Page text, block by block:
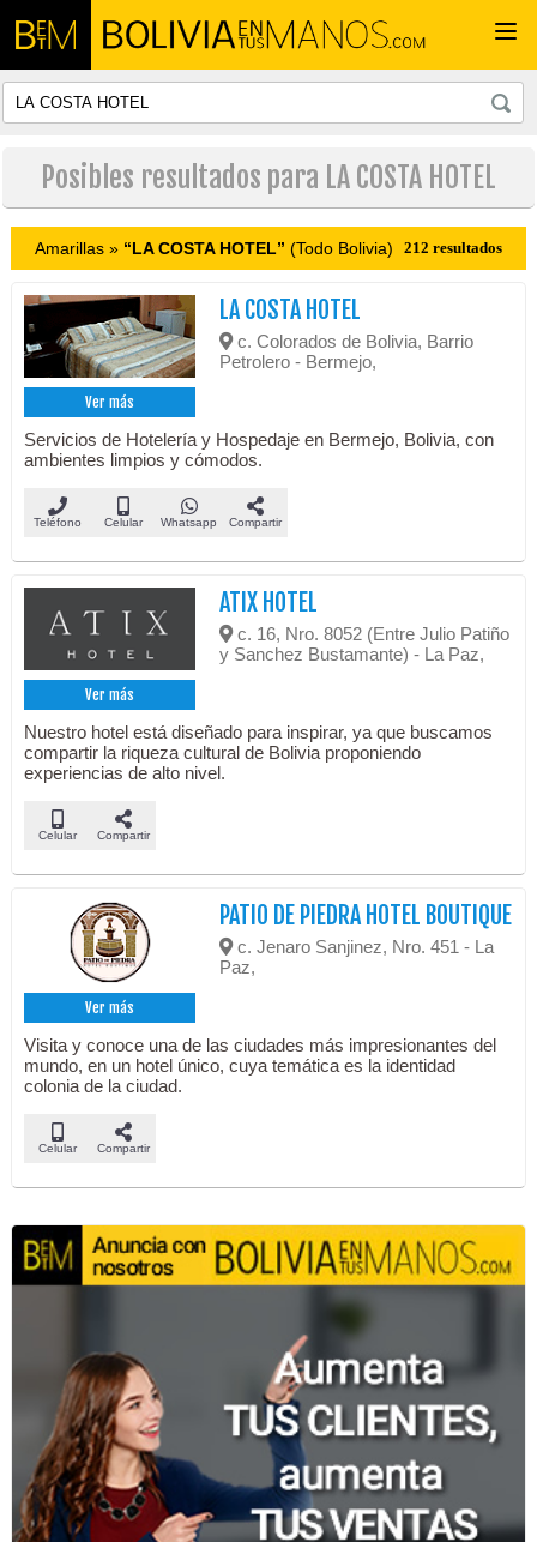
Posibles resultados para LA COSTA HOTEL
Amarillas » “LA COSTA HOTEL” (Todo Bolivia) 212 resultados
Ver más
LA COSTA HOTEL
c. Colorados de Bolivia, Barrio
Petrolero - Bermejo,
Servicios de Hotelería y Hospedaje en Bermejo, Bolivia, con
ambientes limpios y cómodos.
Teléfono Celular Whatsapp Compartir
Ver más
ATIX HOTEL
c. 16, Nro. 8052 (Entre Julio Patiño
y Sanchez Bustamante) - La Paz,
Nuestro hotel está diseñado para inspirar, ya que buscamos
compartir la riqueza cultural de Bolivia proponiendo
experiencias de alto nivel.
Celular Compartir
Ver más
PATIO DE PIEDRA HOTEL BOUTIQUE
c. Jenaro Sanjinez, Nro. 451 - La
Paz,
Visita y conoce una de las ciudades más impresionantes del
mundo, en un hotel único, cuya temática es la identidad
colonia de la ciudad.
Celular Compartir